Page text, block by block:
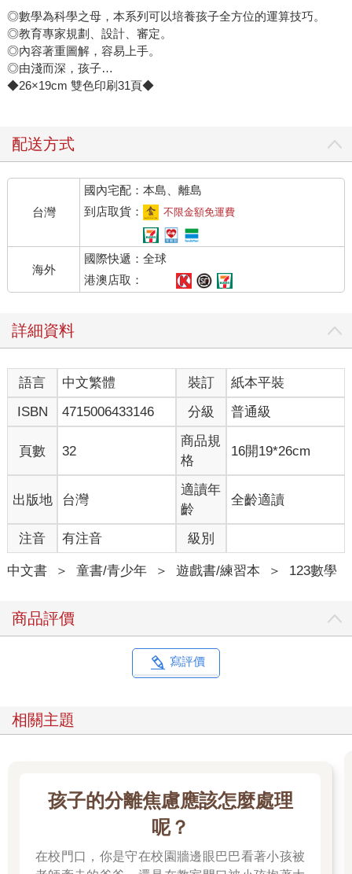
◎數學為科學之母，本系列可以培養孩子全方位的運算技巧。
◎教育專家規劃、設計、審定。
◎內容著重圖解，容易上手。
◎由淺而深，孩子…
◆26×19cm 雙色印刷31頁◆
配送方式
台灣
國內宅配：本島、離島
到店取貨：
不限金額免運費
海外
國際快遞：全球
港澳店取：
詳細資料
語言 中文繁體 裝訂
紙本平裝
ISBN
4715006433146 分級 普通級
頁數 32
商品規
格
16開19*26cm
出版地 台灣
適讀年
齡
全齡適讀
注音 有注音 級別
中文書 ＞ 童書/青少年 ＞ 遊戲書/練習本 ＞ 123數學
商品評價
寫評價
相關主題
孩子的分離焦慮應該怎麼處理
呢？
在校門口，你是守在校園牆邊眼巴巴看著小孩被